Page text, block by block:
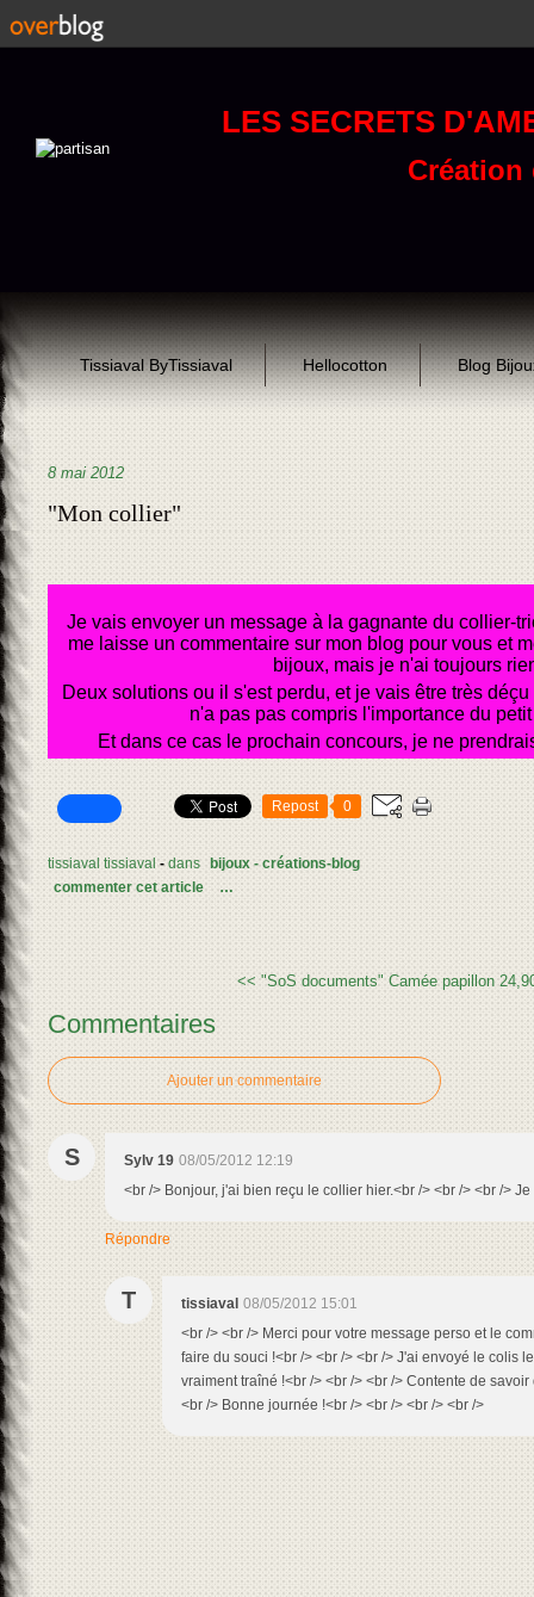
LES SECRETS
Création
Tissiaval ByTissiaval Hellocotton Blog
8 mai 2012
"Mon collier"
Je vais envoyer un message à la gagnante du collier-
me laisse un commentaire sur mon blog pour vous et
bijoux, mais je n'ai toujours
Deux solutions ou il s'est perdu, et je vais être très
n'a pas pas compris l'importance du
Et dans ce cas le prochain concours, je ne
Repost 0
tissiaval tissiaval -dans
bijoux - créations-blog
commenter cet article
…
<< "SoS documents" Camée papillon
Commentaires
Ajouter un commentaire
S Sylv 19 08/05/2012 12:19
<br /> Bonjour, j'ai bien reçu le collier hier.<br /> <br /> <br />
Répondre
T tissiaval 08/05/2012 15:01
<br /> <br /> Merci pour votre message perso et le
faire du souci !<br /> <br /> <br /> J'ai envoyé le colis
vraiment traîné !<br /> <br /> <br /> Contente de
<br /> Bonne journée !<br /> <br /> <br /> <br />